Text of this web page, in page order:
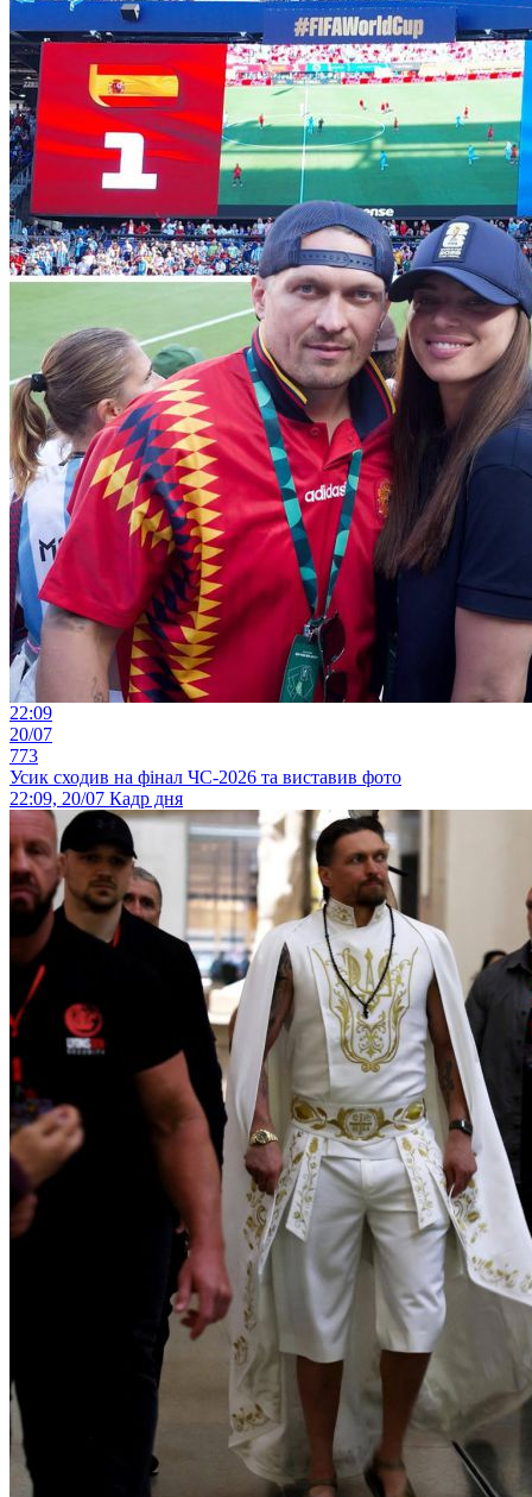
22:09
20/07
773
Усик сходив на фінал ЧС-2026 та виставив фото
22:09, 20/07 Кадр дня